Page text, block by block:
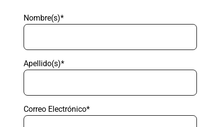
Nombre(s)*
Apellido(s)*
Correo Electrónico*